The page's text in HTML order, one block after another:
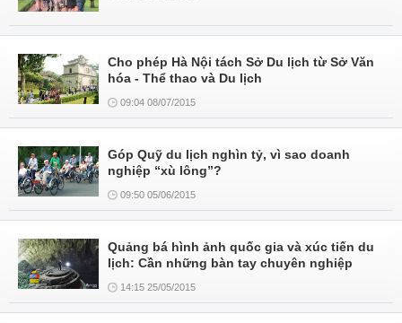
Cho phép Hà Nội tách Sở Du lịch từ Sở Văn
hóa - Thể thao và Du lịch
09:04 08/07/2015
Góp Quỹ du lịch nghìn tỷ, vì sao doanh
nghiệp “xù lông”?
09:50 05/06/2015
Quảng bá hình ảnh quốc gia và xúc tiến du
lịch: Cần những bàn tay chuyên nghiệp
14:15 25/05/2015